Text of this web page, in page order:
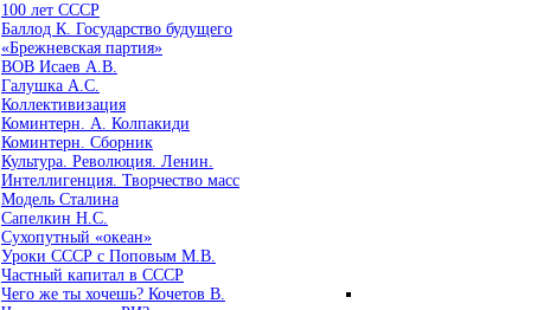
100 лет СССР
Баллод К. Государство будущего
«Брежневская партия»
ВОВ Исаев А.В.
Галушка А.С.
Коллективизация
Коминтерн. А. Колпакиди
Коминтерн. Сборник
Культура. Революция. Ленин.
Интеллигенция. Творчество масс
Модель Сталина
Сапелкин Н.С.
Сухопутный «океан»
Уроки СССР с Поповым М.В.
Частный капитал в СССР
Чего же ты хочешь? Кочетов В.